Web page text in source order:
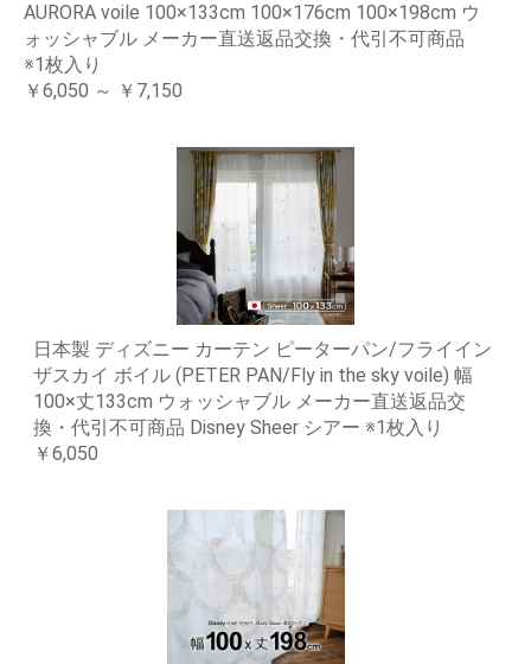
AURORA voile 100×133cm 100×176cm 100×198cm ウ
ォッシャブル メーカー直送返品交換・代引不可商品
※1枚入り
￥6,050 ～ ￥7,150
日本製 ディズニー カーテン ピーターパン/フライイン
ザスカイ ボイル (PETER PAN/Fly in the sky voile) 幅
100×丈133cm ウォッシャブル メーカー直送返品交
換・代引不可商品 Disney Sheer シアー ※1枚入り
￥6,050